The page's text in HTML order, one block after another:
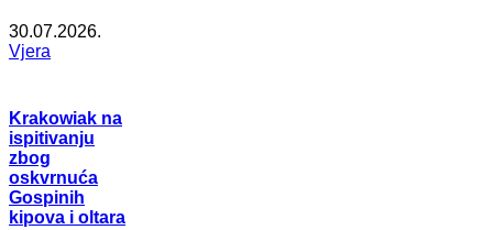
30.07.2026.
Vjera
Krakowiak na
ispitivanju
zbog
oskvrnuća
Gospinih
kipova i oltara